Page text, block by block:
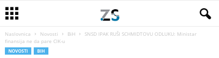
Naslovnica Novosti BiH
SNSD IPAK RUŠI SCHMIDTOVU ODLUKU: Ministar
finansija ne da pare CIK-u
NOVOSTI BIH